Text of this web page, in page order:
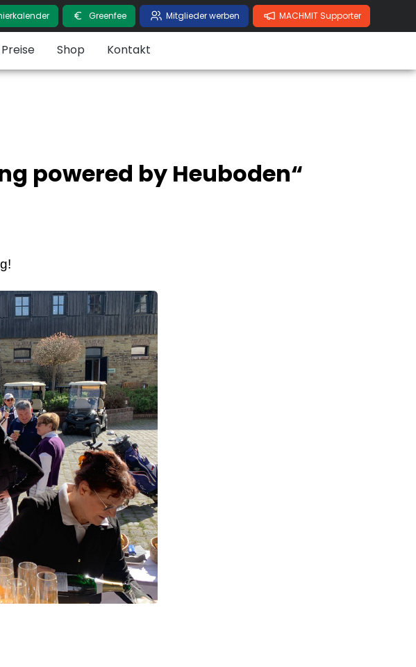
Greenfee Mitglieder werben MACHMIT Supporter
Preise Shop Kontakt
powered by Heuboden“